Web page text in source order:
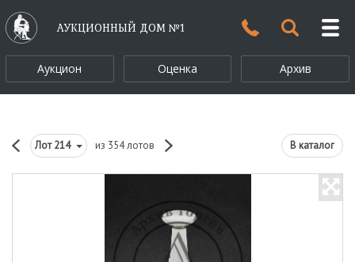
АУКЦИОННЫЙ ДОМ №1
Аукцион Оценка Архив
Лот214 из 354 лотов В каталог